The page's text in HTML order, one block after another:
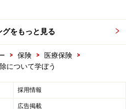
グをもっと見る
> 保険 > 医療保険
>
について学ぼう
採用情報
広告掲載